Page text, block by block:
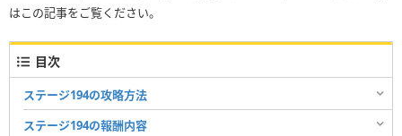
はこの記事をご覧ください。
目次
ステージ194の攻略方法
ステージ194の報酬内容